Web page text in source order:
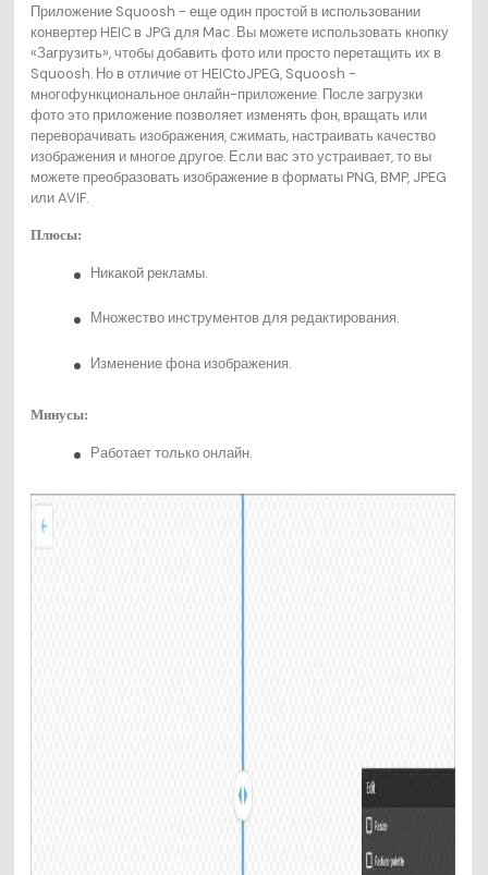
Приложение Squoosh - еще один простой в использовании
конвертер HEIC в JPG для Mac. Вы можете использовать кнопку
«Загрузить», чтобы добавить фото или просто перетащить их в
Squoosh. Но в отличие от HEICtoJPEG, Squoosh -
многофункциональное онлайн-приложение. После загрузки
фото это приложение позволяет изменять фон, вращать или
переворачивать изображения, сжимать, настраивать качество
изображения и многое другое. Если вас это устраивает, то вы
можете преобразовать изображение в форматы PNG, BMP, JPEG
или AVIF.
Плюсы:
Никакой рекламы.
Множество инструментов для редактирования.
Изменение фона изображения.
Минусы:
Работает только онлайн.